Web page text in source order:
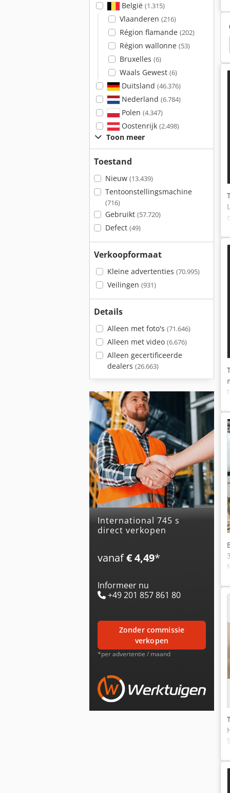
België (1.315)
Vlaanderen (216)
Région flamande (202)
Région wallonne (53)
Bruxelles (6)
Waals Gewest (6)
Duitsland (46.376)
Nederland (6.784)
Polen (4.347)
Oostenrijk (2.498)
Toon meer
Toestand
Nieuw (13.439)
Tentoonstellingsmachine
(716)
Gebruikt (57.720)
Defect (49)
Verkoopformaat
Kleine advertenties (70.995)
Veilingen (931)
Details
Alleen met foto's (71.646)
Alleen met video (6.676)
Alleen gecertificeerde
dealers (26.663)
international 745 s
direct verkopen
vanaf€ 4,49*
Informeer nu
+49 201 857 861 80
zonder commissie
verkopen
*per advertentie / maand
Krone Maaier Krone Ploeg